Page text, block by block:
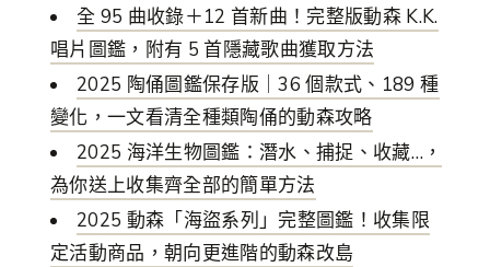
全 95 曲收錄＋12 首新曲！完整版動森 K.K.
唱片圖鑑，附有 5 首隱藏歌曲獲取方法
2025 陶俑圖鑑保存版｜36 個款式、189 種
變化，一文看清全種類陶俑的動森攻略
2025 海洋生物圖鑑：潛水、捕捉、收藏…，
為你送上收集齊全部的簡單方法
2025 動森「海盜系列」完整圖鑑！收集限
定活動商品，朝向更進階的動森改島